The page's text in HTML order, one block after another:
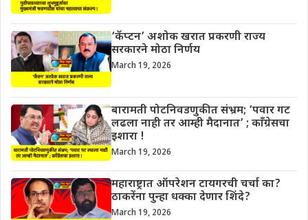
‘कॅप्टन’ अशोक खरात प्रकरणी राज्य
सरकारने मोठा निर्णय
March 19, 2026
बारामती पोटनिवडणुकीत संभ्रम; ‘पवार गट
लढला नाही तर आम्ही मैदानात’ ; काँग्रेसचा
इशारा !
March 19, 2026
महाराष्ट्रात ऑपरेशन टायगरची चर्चा का?
ठाकरेंना पुन्हा धक्का देणार शिंदे?
March 19, 2026